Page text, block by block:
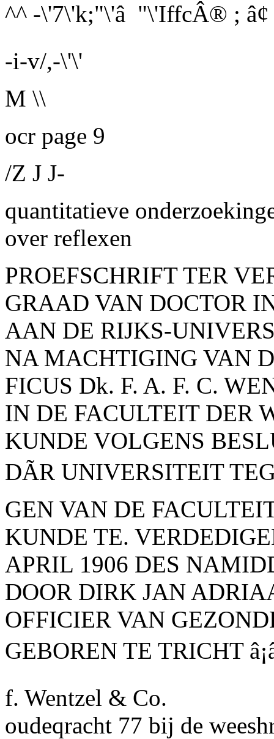
^^ -\'7\'k;"\'â "\'IffcÂ® ;
-i-v/,-\'\'
M \\
ocr page 9
/Z J J-
quantitatieve
over reflexen
PROEFSCHRIFT TER
GRAAD VAN DOCTOR
AAN DE RIJKS-
NA MACHTIGING VAN
FICUS Dk. F. A. F. C.
IN DE FACULTEIT DER
KUNDE VOLGENS
DÃR UNIVERSITEIT
GEN VAN DE
KUNDE TE.
APRIL 1906 DES
DOOR DIRK JAN
OFFICIER VAN
GEBOREN TE TRICHT
f. Wentzel & Co.
oudeqracht 77 bij de